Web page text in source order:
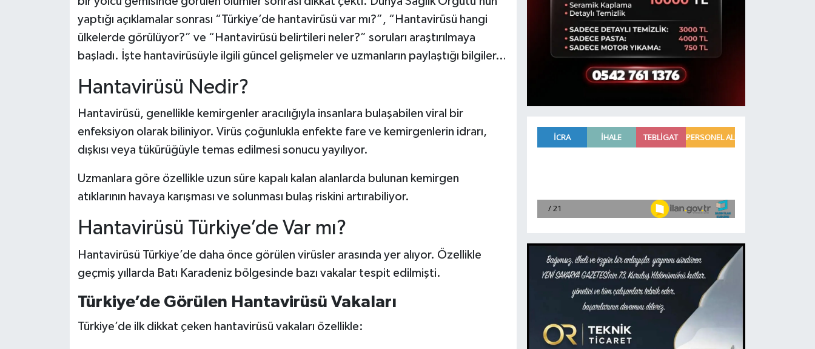
yaptığı açıklamalar sonrası “Türkiye’de hantavirüsü var mı?”, “Hantavirüsü hangi
ülkelerde görülüyor?” ve “Hantavirüsü belirtileri neler?” soruları araştırılmaya
başladı. İşte hantavirüsüyle ilgili güncel gelişmeler ve uzmanların paylaştığı bilgiler…
Hantavirüsü Nedir?
Hantavirüsü, genellikle kemirgenler aracılığıyla insanlara bulaşabilen viral bir
enfeksiyon olarak biliniyor. Virüs çoğunlukla enfekte fare ve kemirgenlerin idrarı,
dışkısı veya tükürüğüyle temas edilmesi sonucu yayılıyor.
Uzmanlara göre özellikle uzun süre kapalı kalan alanlarda bulunan kemirgen
atıklarının havaya karışması ve solunması bulaş riskini artırabiliyor.
Hantavirüsü Türkiye’de Var mı?
Hantavirüsü Türkiye’de daha önce görülen virüsler arasında yer alıyor. Özellikle
geçmiş yıllarda Batı Karadeniz bölgesinde bazı vakalar tespit edilmişti.
Türkiye’de Görülen Hantavirüsü Vakaları
Türkiye’de ilk dikkat çeken hantavirüsü vakaları özellikle: